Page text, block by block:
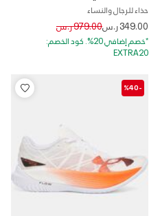
حذاء للرجال والنساء
349.00 ر.س Price reduced from
979.00 ر.س to
*خصم إضافي 20%. كود الخصم:
EXTRA20
-%40